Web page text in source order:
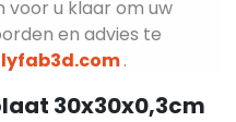
voor u klaar om uw
en advies te
.
30x30x0,3cm